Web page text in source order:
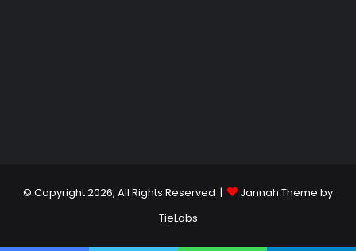
© Copyright 2026, All Rights Reserved |
Jannah Theme by
TieLabs